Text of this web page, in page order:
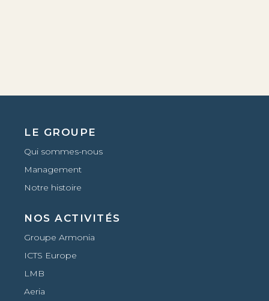
LE GROUPE
Qui sommes-nous
Management
Notre histoire
NOS ACTIVITÉS
Groupe Armonia
ICTS Europe
LMB
Aeria